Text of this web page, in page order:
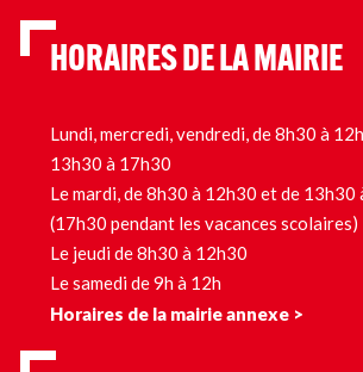
HORAIRES DE LA MAIRIE
Lundi, mercredi, vendredi, de 8h30 à
13h30 à 17h30
Le mardi, de 8h30 à 12h30 et de 13h30
(17h30 pendant les vacances scolaires)
Le jeudi de 8h30 à 12h30
Le samedi de 9h à 12h
Horaires de la mairie annexe >